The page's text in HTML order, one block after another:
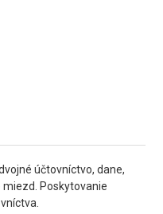
účtovníctvo, dane,
Poskytovanie